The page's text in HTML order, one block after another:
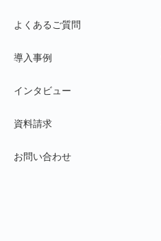
よくあるご質問
導入事例
インタビュー
資料請求
お問い合わせ